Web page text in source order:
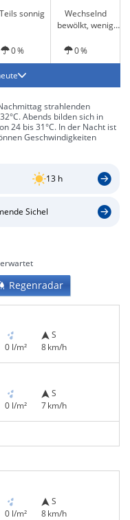
Teils sonnig
Wechselnd
bewölkt, wenig
0 % 0 %
strahlenden
Abends bilden sich in
24 bis 31°C. In der Nacht ist
Geschwindigkeiten
13 h
Sichel
Regenradar
0 l/m²
S
8 km/h
0 l/m²
S
7 km/h
0 l/m²
S
8 km/h